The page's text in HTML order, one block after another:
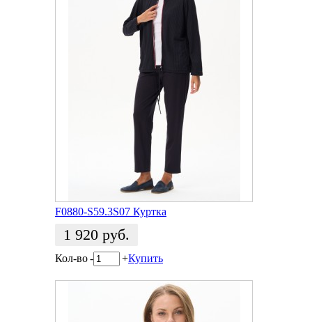
F0880-S59.3S07 Куртка
1 920 руб.
Кол-во- +Купить